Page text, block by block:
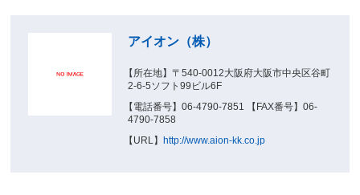
アイオン（株）
【所在地】〒540-0012大阪府大阪市中央区谷町
2-6-5ソフト99ビル6F
【電話番号】06-4790-7851 【FAX番号】06-
4790-7858
【URL】
http://www.aion-kk.co.jp